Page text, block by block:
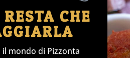
CHE
mondo di Pizzonta